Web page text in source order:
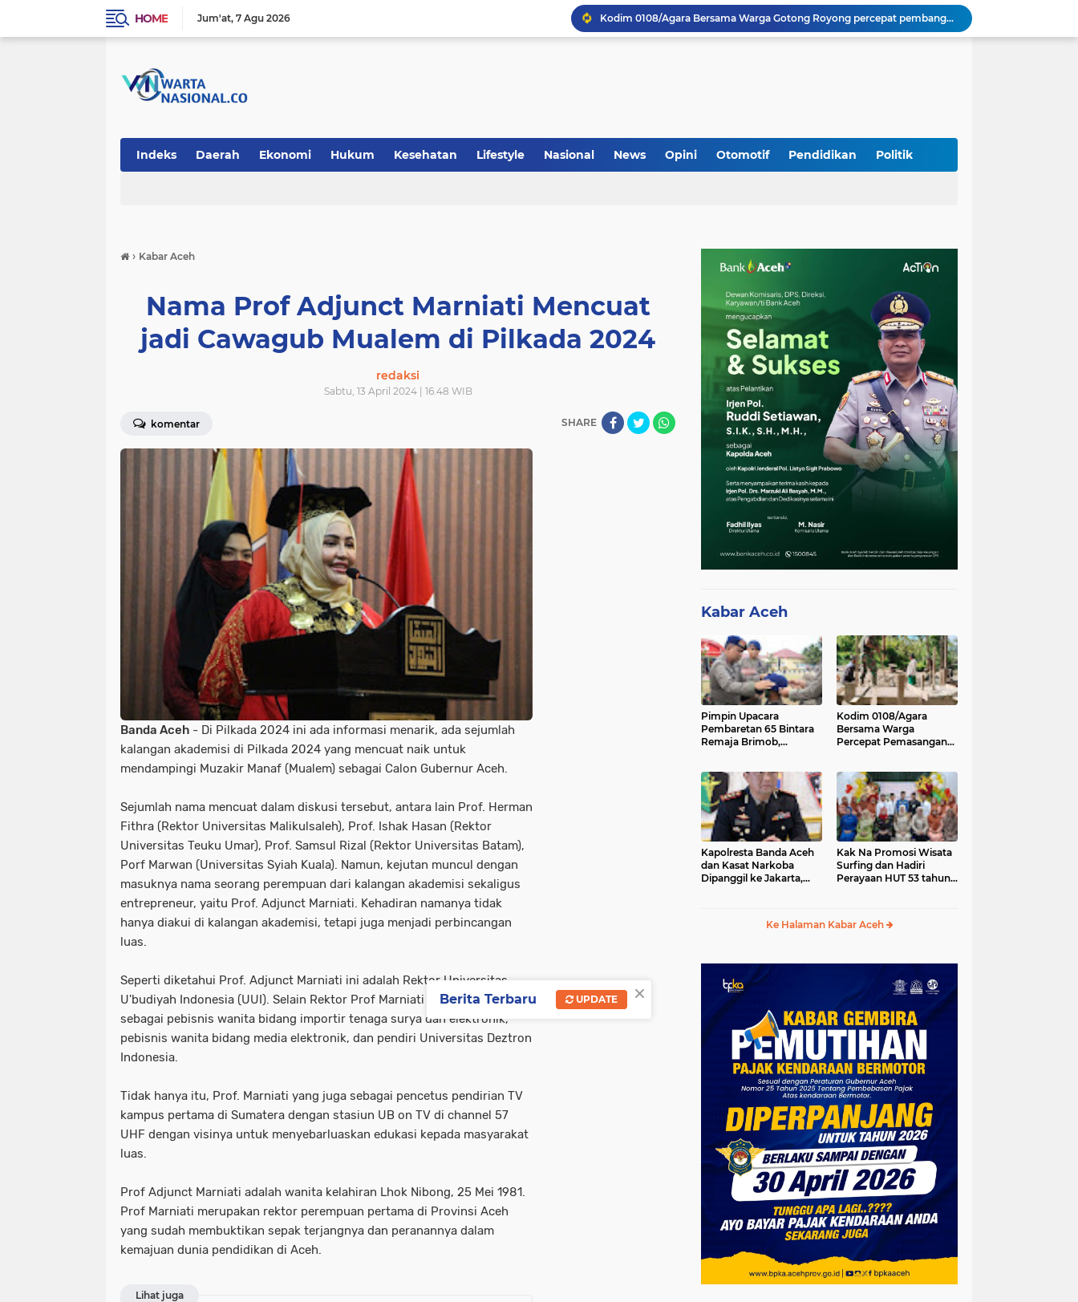
HOME Jum'at 7 Agu 2026
Kodim 0108/Agara Bersama Warga Gotong Royong percepat pembangunan Jembatan Gantung di Desa Gulo Aceh Tenggara
Babinsa Sukamakmur Tanamkan Semangat Belajar, Hadir Langsung di SMAN 1 untuk Motivasi Siswa
Babinsa Lembah Seulawah Perkuat Sinergi dengan Tenaga Pendidik, Tekankan Pencegahan Kenakalan Remaja dan Bahaya Narkoba
Indeks Daerah Ekonomi Hukum Kesehatan Lifestyle Nasional News Opini Otomotif Pendidikan Politik
› Kabar Aceh
Nama Prof Adjunct Marniati Mencuat
jadi Cawagub Mualem di Pilkada 2024
redaksi
Sabtu, 13 April 2024 | 16.48 WIB
komentar SHARE
Banda Aceh - Di Pilkada 2024 ini ada informasi menarik, ada sejumlah
kalangan akademisi di Pilkada 2024 yang mencuat naik untuk
mendampingi Muzakir Manaf (Mualem) sebagai Calon Gubernur Aceh.
Sejumlah nama mencuat dalam diskusi tersebut, antara lain Prof. Herman
Fithra (Rektor Universitas Malikulsaleh), Prof. Ishak Hasan (Rektor
Universitas Teuku Umar), Prof. Samsul Rizal (Rektor Universitas Batam),
Porf Marwan (Universitas Syiah Kuala). Namun, kejutan muncul dengan
masuknya nama seorang perempuan dari kalangan akademisi sekaligus
entrepreneur, yaitu Prof. Adjunct Marniati. Kehadiran namanya tidak
hanya diakui di kalangan akademisi, tetapi juga menjadi perbincangan
luas.
Seperti diketahui Prof. Adjunct Marniati ini adalah Rektor Universitas
U'budiyah Indonesia (UUI). Selain Rektor Prof Marniati juga dikenal
sebagai pebisnis wanita bidang importir tenaga surya dan elektronik,
pebisnis wanita bidang media elektronik, dan pendiri Universitas Deztron
Indonesia.
Tidak hanya itu, Prof. Marniati yang juga sebagai pencetus pendirian TV
kampus pertama di Sumatera dengan stasiun UB on TV di channel 57
UHF dengan visinya untuk menyebarluaskan edukasi kepada masyarakat
luas.
Prof Adjunct Marniati adalah wanita kelahiran Lhok Nibong, 25 Mei 1981.
Prof Marniati merupakan rektor perempuan pertama di Provinsi Aceh
yang sudah membuktikan sepak terjangnya dan peranannya dalam
kemajuan dunia pendidikan di Aceh.
Lihat juga
Kabar Aceh
Pimpin Upacara
Pembaretan 65 Bintara
Remaja Brimob,
Kehormatan
Kodim 0108/Agara
Bersama Warga
Percepat Pemasangan
Ger-Ger Aceh Tenggara
Kapolresta Banda Aceh
dan Kasat Narkoba
Dipanggil ke Jakarta,
Kak Na Promosi Wisata
Surfing dan Hadiri
Perayaan HUT 53 tahun
Ke Halaman Kabar Aceh
×
Berita Terbaru UPDATE